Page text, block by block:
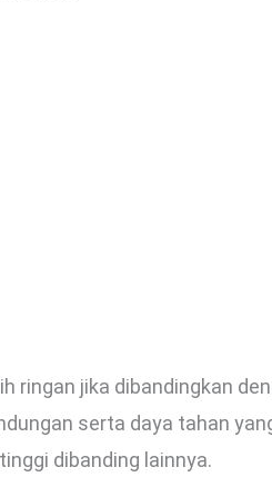
ringan jika dibandingkan
serta daya tahan
dibanding lainnya.